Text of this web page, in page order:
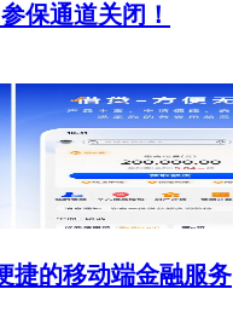
保通道关闭！
捷的移动端金融服务